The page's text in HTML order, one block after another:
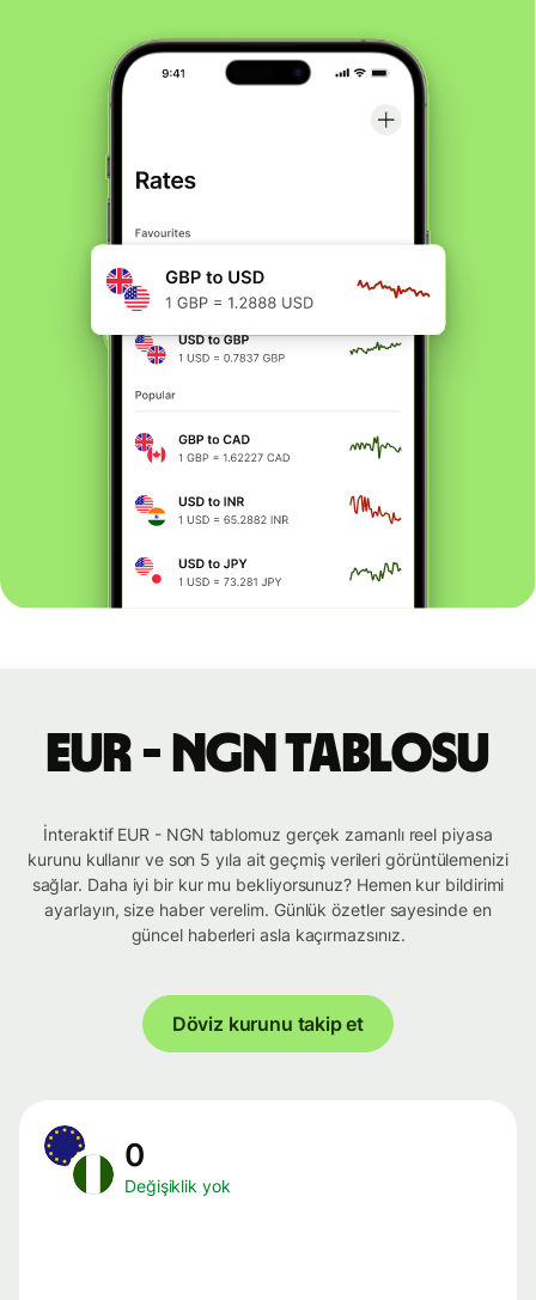
EUR - NGN tablosu
İnteraktif EUR - NGN tablomuz gerçek zamanlı reel piyasa
kurunu kullanır ve son 5 yıla ait geçmiş verileri görüntülemenizi
sağlar. Daha iyi bir kur mu bekliyorsunuz? Hemen kur bildirimi
ayarlayın, size haber verelim. Günlük özetler sayesinde en
güncel haberleri asla kaçırmazsınız.
Döviz kurunu takip et
0
Değişiklik yok